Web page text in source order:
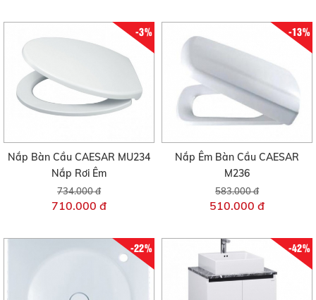
-3%
Nắp Bàn Cầu CAESAR MU234
Nắp Rơi Êm
734.000 đ
710.000 đ
-13%
Nắp Êm Bàn Cầu CAESAR
M236
583.000 đ
510.000 đ
-22% -42%